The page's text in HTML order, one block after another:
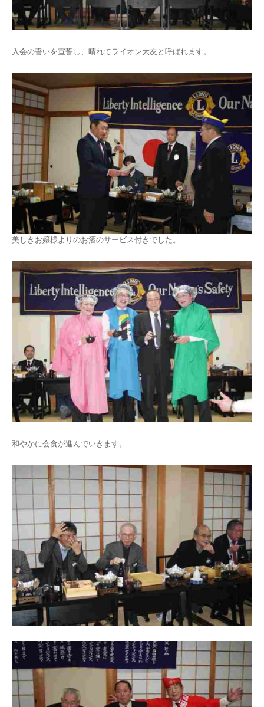
入会の誓いを宣誓し、晴れてライオン大友と呼ばれます。
美しきお嬢様よりのお酒のサービス付きでした。
和やかに会食が進んでいきます。